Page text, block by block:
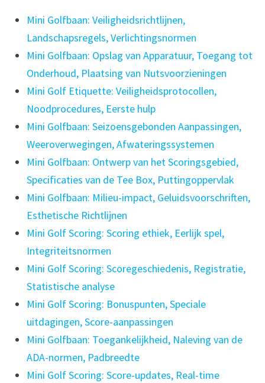
Mini Golfbaan: Veiligheidsrichtlijnen,
Landschapsregels, Verlichtingsnormen
Mini Golfbaan: Opslag van Apparatuur, Toegang tot
Onderhoud, Plaatsing van Nutsvoorzieningen
Mini Golf Etiquette: Veiligheidsprotocollen,
Noodprocedures, Eerste hulp
Mini Golfbaan: Seizoensgebonden Aanpassingen,
Weeroverwegingen, Afwateringssystemen
Mini Golfbaan: Ontwerp van het Scoringsgebied,
Specificaties van de Tee Box, Puttingoppervlak
Mini Golfbaan: Milieu-impact, Geluidsvoorschriften,
Esthetische Richtlijnen
Mini Golf Scoring: Scoring ethiek, Eerlijk spel,
Integriteitsnormen
Mini Golf Scoring: Scoregeschiedenis, Registratie,
Statistische analyse
Mini Golf Scoring: Bonuspunten, Speciale
uitdagingen, Score-aanpassingen
Mini Golfbaan: Toegankelijkheid, Naleving van de
ADA-normen, Padbreedte
Mini Golf Scoring: Score-updates, Real-time